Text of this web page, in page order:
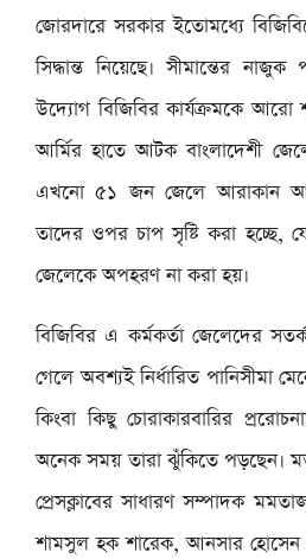
জোরদারে সরকার ইতোমধ্যে
সিদ্ধান্ত নিয়েছে। সীমান্তের
উদ্যোগ বিজিবির কার্যক্রমকে আরো
আর্মির হাতে আটক বাংলাদেশী
এখনো ৫১ জন জেলে আরাকান
তাদের ওপর চাপ সৃষ্টি করা হচ্ছে,
জেলেকে অপহরণ না করা হয়।
বিজিবির এ কর্মকর্তা জেলেদের
গেলে অবশ্যই নির্ধারিত পানিসীমা
কিংবা কিছু চোরাকারবারির
অনেক সময় তারা ঝুঁকিতে পড়ছেন।
প্রেসক্লাবের সাধারণ সম্পাদক
শামসুল হক শারেক, আনসার হোসেন